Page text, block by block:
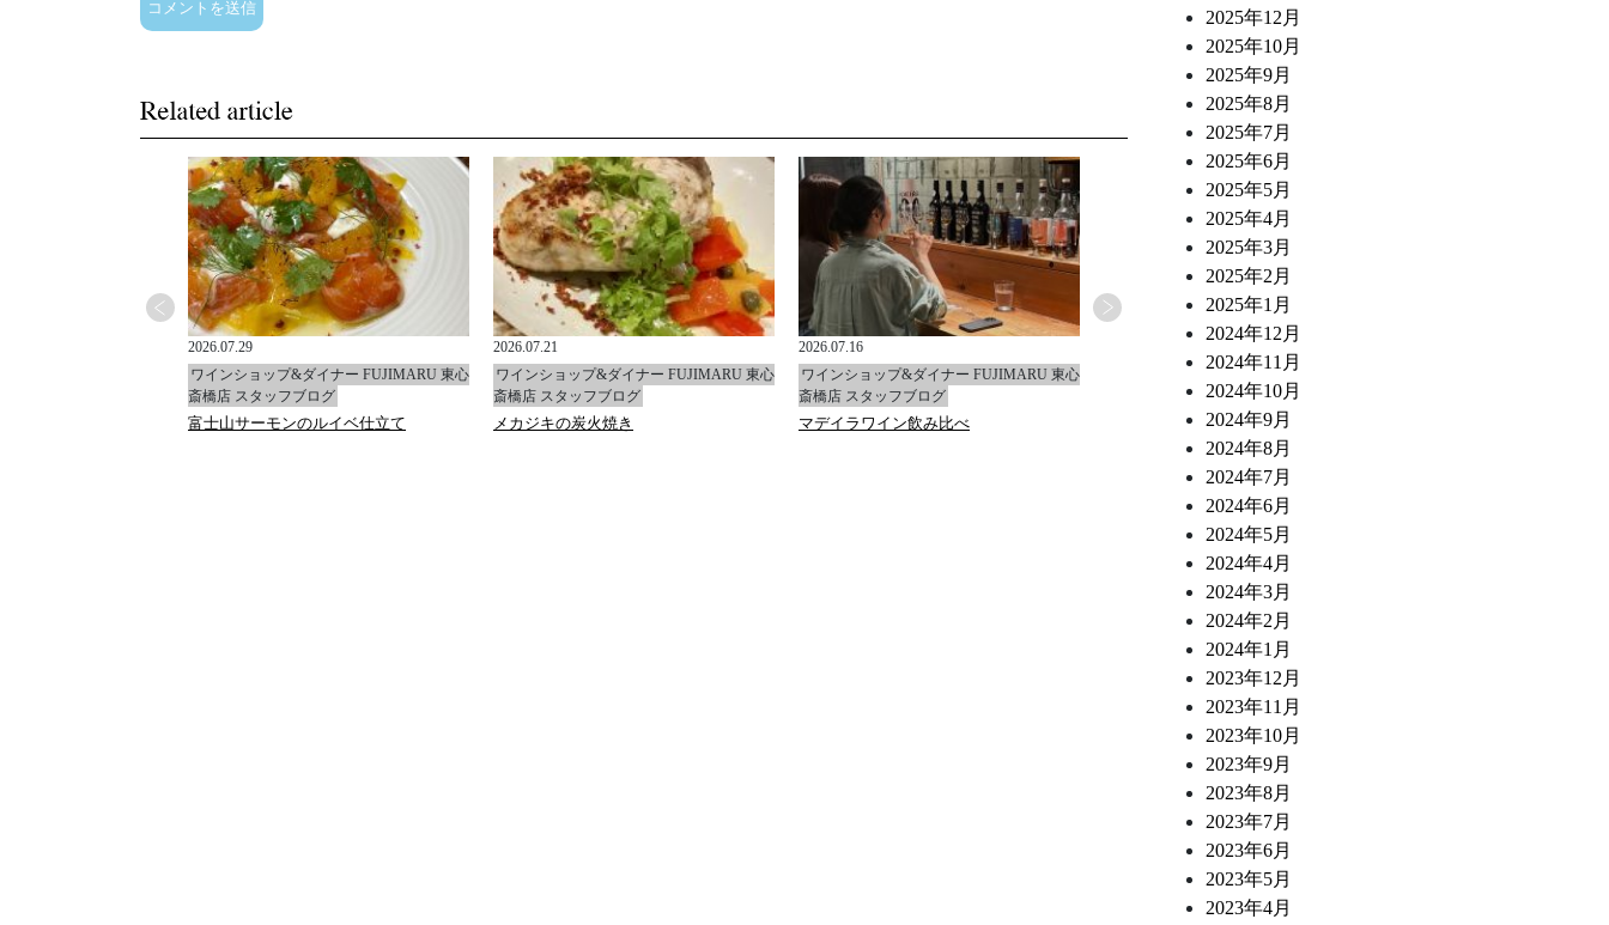
2026.07.29
ワインショップ&ダイナー FUJIMARU 東心
斎橋店 スタッフブログ
富士山サーモンのルイベ仕立て
2026.07.21
ワインショップ&ダイナー FUJIMARU 東心
斎橋店 スタッフブログ
メカジキの炭火焼き
2026.07.16
ワインショップ&ダイナー FUJIMARU 東心
斎橋店 スタッフブログ
マデイラワイン飲み比べ
ワインショップ&ダイナー FUJIMARU 東心
斎橋店 スタッフブログ
なにわ黒牛 炭火焼き ポスタ・ミラン
2025年12月
2025年10月
2025年9月
2025年8月
2025年7月
2025年6月
2025年5月
2025年4月
2025年3月
2025年2月
2025年1月
2024年12月
2024年11月
2024年10月
2024年9月
2024年8月
2024年7月
2024年6月
2024年5月
2024年4月
2024年3月
2024年2月
2024年1月
2023年12月
2023年11月
2023年10月
2023年9月
2023年8月
2023年7月
2023年6月
2023年5月
2023年4月